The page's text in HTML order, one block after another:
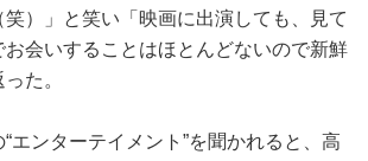
笑）」と笑い「映画に出演しても、見て
お会いすることはほとんどないので新鮮
た。
エンターテイメント”を聞かれると、高